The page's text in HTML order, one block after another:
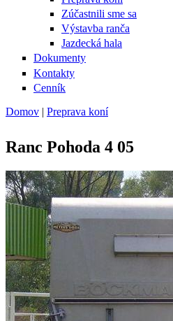
Zúčastnili sme sa
Výstavba ranča
Jazdecká hala
Dokumenty
Kontakty
Cenník
Domov | Preprava koní
Ranc Pohoda 4 05